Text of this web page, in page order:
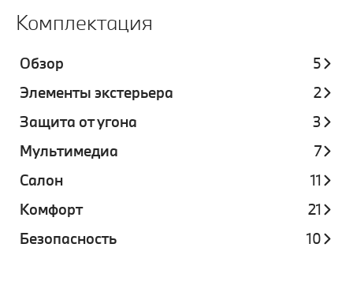
Комплектация
Обзор
5
Элементы экстерьера
2
Защита от угона
3
Мультимедиа
7
Салон
11
Комфорт
21
Безопасность
10